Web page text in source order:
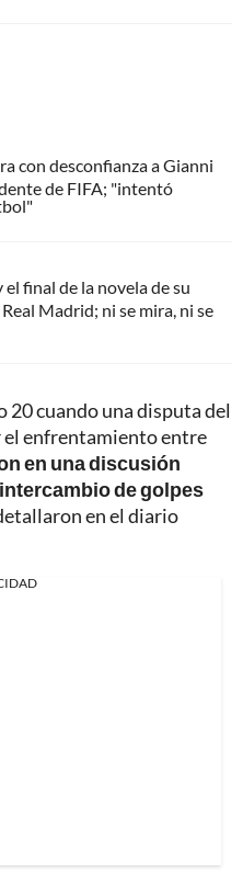
con desconfianza a Gianni
de FIFA; "intentó
final de la novela de su
Madrid; ni se mira, ni se
cuando una disputa del
enfrentamiento entre
en una discusión
de golpes
en el diario